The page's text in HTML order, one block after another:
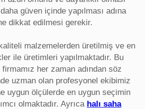
güven içinde yapılması adına
dikkat edilmesi gerekir.
malzemelerden üretilmiş ve en
ile üretimleri yapılmaktadır. Bu
her zaman adından söz
uzman olan profesyonel ekibimiz
uygun ölçülerde en uygun seçimin
olmaktadır. Ayrıca halı saha